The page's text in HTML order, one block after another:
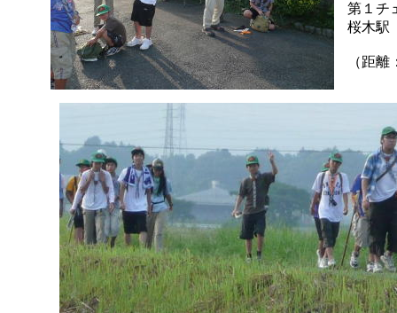
第１チ
桜木駅
（距